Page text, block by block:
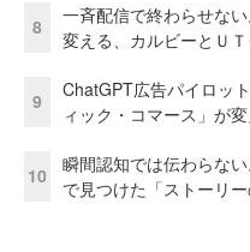
8
一斉配信で終わらせな
変える、カルビーとＵ
9
ChatGPT広告パイロッ
ィック・コマース」が
10
瞬間認知では伝わらな
で見つけた「ストーリー